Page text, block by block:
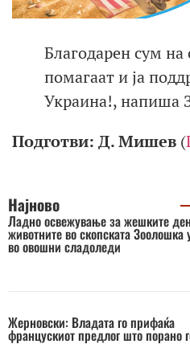
Благодарен сум
помагаат и ја
Украина!, напиша
Подготви: Д. Мишев (
Најново
Ладно освежување за жешките
животните во скопската Зоолошка
во овошни сладоледи
Жерновски: Владата го прифаќа
францускиот предлог што порано